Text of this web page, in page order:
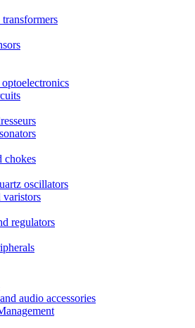
chokes
oscillators
varistors
regulators
audio accessories